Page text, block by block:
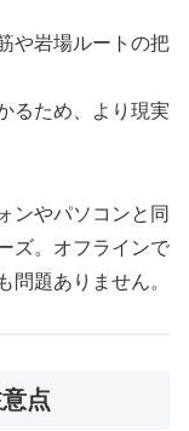
や岩場ルートの把
るため、より現実
ンやパソコンと同
ズ。オフラインで
問題ありません。
点